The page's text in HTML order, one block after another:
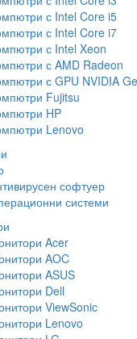
с Intel Core i5
с Intel Core i7
с Intel Xeon
с AMD Radeon
с GPU NVIDIA
Fujitsu
HP
Lenovo
софтуер
системи
Acer
AOC
ASUS
Dell
ViewSonic
Lenovo